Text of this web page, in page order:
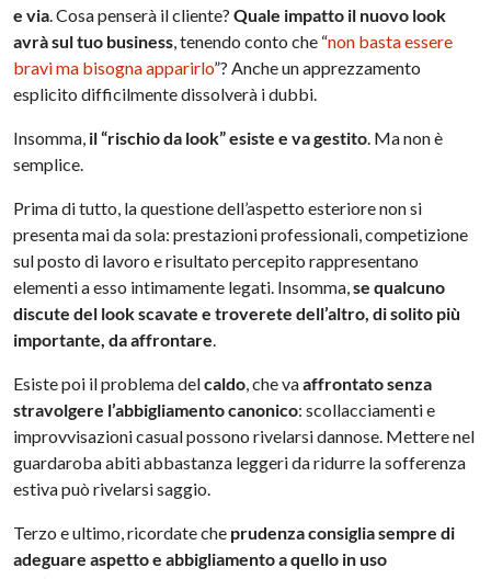
e via. Cosa penserà il cliente?Quale impatto il nuovo look
avrà sul tuo business, tenendo conto che “non basta essere
bravi ma bisogna apparirlo”? Anche un apprezzamento
esplicito difficilmente dissolverà i dubbi.
Insomma, il “rischio da look” esiste e va gestito. Ma non è
semplice.
Prima di tutto, la questione dell’aspetto esteriore non si
presenta mai da sola: prestazioni professionali, competizione
sul posto di lavoro e risultato percepito rappresentano
elementi a esso intimamente legati. Insomma,se qualcuno
discute del look scavate e troverete dell’altro, di solito più
importante, da affrontare.
Esiste poi il problema delcaldo, che vaaffrontato senza
stravolgere l’abbigliamento canonico: scollacciamenti e
improvvisazioni casual possono rivelarsi dannose. Mettere nel
guardaroba abiti abbastanza leggeri da ridurre la sofferenza
estiva può rivelarsi saggio.
Terzo e ultimo, ricordate che prudenza consiglia sempre di
adeguare aspetto e abbigliamento a quello in uso